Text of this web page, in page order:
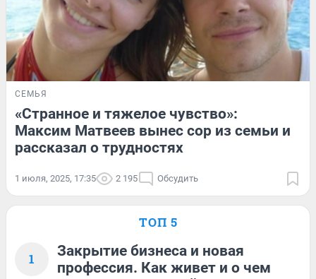
СЕМЬЯ
«Странное и тяжелое чувство»:
Максим Матвеев вынес сор из семьи и
рассказал о трудностях
1 июля, 2025, 17:35 2 195 Обсудить
ТОП 5
1
Закрытие бизнеса и новая
профессия. Как живет и о чем